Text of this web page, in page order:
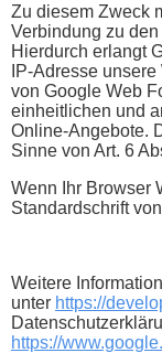
Zu diesem Zweck
Verbindung zu
Hierdurch erlangt
IP-Adresse
von Google Web
einheitlichen und
Online-Angebote.
Sinne von Art. 6
Wenn Ihr Browser
Standardschrift
Weitere
unter https://
https://